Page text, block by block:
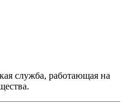
служба, работающая на